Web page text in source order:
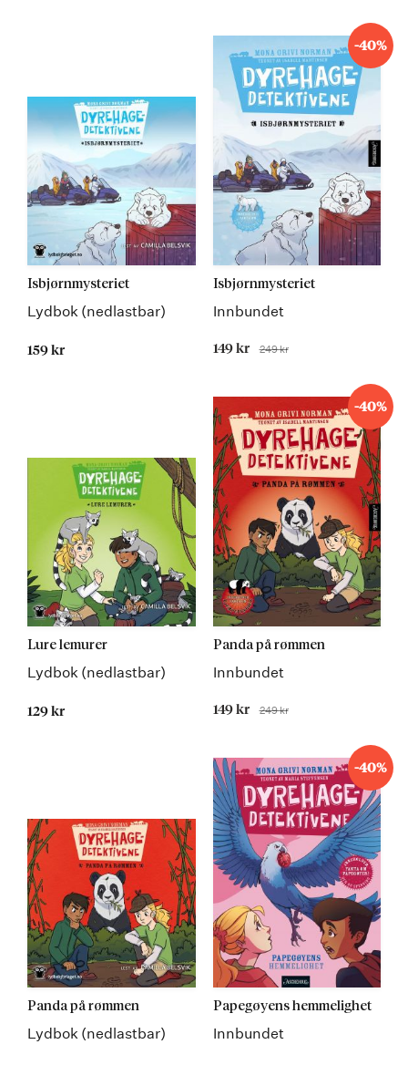
Isbjørnmysteriet
Lydbok (nedlastbar)
159 kr
-40%
Isbjørnmysteriet
Innbundet
Tilbudspris
149 kr Før
249 kr
Lure lemurer
Lydbok (nedlastbar)
129 kr
-40%
Panda på rømmen
Innbundet
Tilbudspris
149 kr Før
249 kr
Panda på rømmen
Lydbok (nedlastbar)
-40%
Papegøyens hemmelighet
Innbundet